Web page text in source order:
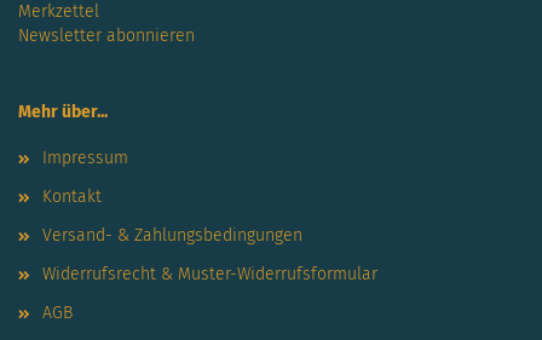
Merkzettel
Newsletter abonnieren
Mehr über...
Impressum
Kontakt
Versand- & Zahlungsbedingungen
Widerrufsrecht & Muster-Widerrufsformular
AGB